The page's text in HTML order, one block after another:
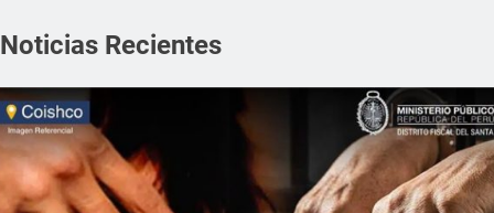
Noticias Recientes